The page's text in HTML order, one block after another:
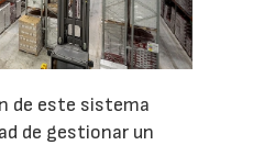
de este sistema
de gestionar un